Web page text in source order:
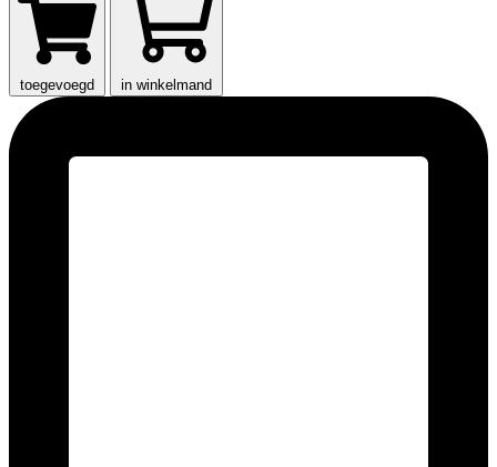
toegevoegd in winkelmand